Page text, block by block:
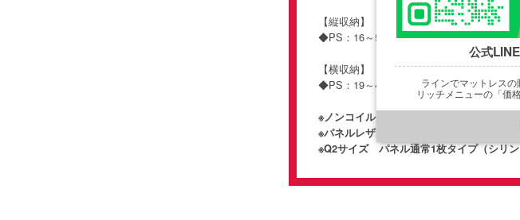
【縦収納】
◆PS：16～55kg ◆SD：14～51kg
【横収納】
◆PS：19～45kg ◆SD：20～42kg
※ノンコイルマットレスは搭載不可となりま
※パネルレザー張り MEW/ブラック色
※Q2サイズ パネル通常1枚タイプ（シリ
公式
ラインでマットレスの
リッチメニューの「価
https://